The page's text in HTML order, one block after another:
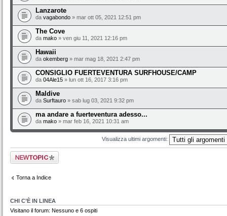
Lanzarote
da vagabondo » mar ott 05, 2021 12:51 pm
The Cove
da mako » ven giu 11, 2021 12:16 pm
Hawaii
da okemberg » mar mag 18, 2021 2:47 pm
CONSIGLIO FUERTEVENTURA SURFHOUSE/CAMP
da 04Ale15 » lun ott 16, 2017 3:16 pm
Maldive
da Surftauro » sab lug 03, 2021 9:32 pm
ma andare a fuerteventura adesso...
da mako » mar feb 16, 2021 10:31 am
Visualizza ultimi argomenti:
Scrivi un nuovo
argomento
Torna a Indice
CHI C’È IN LINEA
Visitano il forum: Nessuno e 6 ospiti